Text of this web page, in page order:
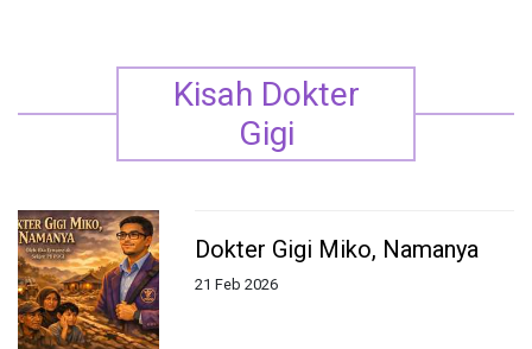
Kisah Dokter
Gigi
Dokter Gigi Miko, Namanya